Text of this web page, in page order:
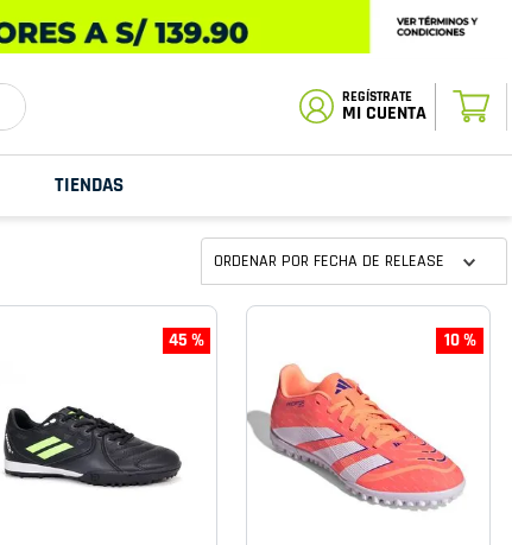
MI CUENTA
TIENDAS
ORDENAR POR FECHA DE RELEASE
45 % 10 %